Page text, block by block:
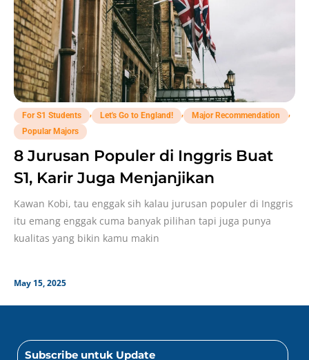
For S1 Students Let's Go to England! Major Recommendation
Popular Majors
8 Jurusan Populer di Inggris Buat
S1, Karir Juga Menjanjikan
Kawan Kobi, tau enggak sih kalau jurusan populer di Inggris
itu emang enggak cuma banyak pilihan tapi juga punya
kualitas yang bikin kamu makin
May 15, 2025
Subscribe untuk Update